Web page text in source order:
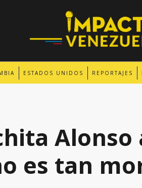
ESTADOS UNIDOS REPORTAJES
Alonso
es tan